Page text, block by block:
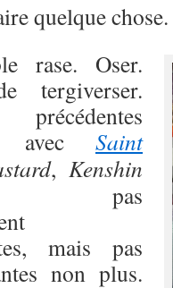
quelque chose.
rase. Oser.
tergiverser.
avec Saint
, Kenshin
pas
mais pas
non plus.